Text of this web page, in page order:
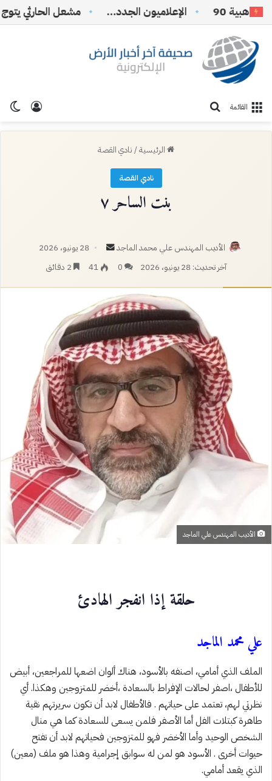
90 الإعلاميون الجدد…
تسجيل القائمة
الرئيسية/ نادي القصة
نادي القصة
بنت الساحر ٧
الأديب المهندس علي محمد الماجد
أرسل
بريدا
28 يونيو، 2026
آخر تحديث: 28 يونيو، 2026
0
41
الأديب المهندس علي الماجد
حلقة إذا انفجر الهادئ
علي محمد الماجد
الملف الذي أمامي، اصنفه بالأسود، هناك ألوان اضعها للمراجعين، أبيض
للأطفال ،اصفر لحالات الإفراط بالسعادة ،أخضر للمتزوجين وهكذا. أي
نظرتي لهم، تعتمد على حياتهم . فالأطفال لابد أن تكون سريرتهم نقية
طاهرة كبتلات الفل أما الأصفر فلمن يسعى للسعادة كما هي منال
الشخص الوحيد وأما الأخضر فهو للمتزوجين فحياتهم لابد أن تفتح
حيوات أخرى . الأسود هو لمن له سوابق إجرامية وهذا هو ملف (معين)
الذي يقعد أمامي.